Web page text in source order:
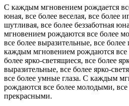
С каждым мгновением рождается
юная, все более веселая, все более
шутливая, все более беззаботная
мгновением рождаются все более
все более выразительные, все более
каждым мгновением рождаются все
более ярко-светящиеся, все более
выразительные, все более ярко-
все более умные глаза. С каждым
рождаются все более молодыми,
прекрасными.